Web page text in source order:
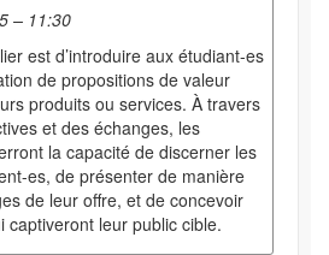
– 11:30
est d’introduire aux étudiant-es
de propositions de valeur
produits ou services. À travers
et des échanges, les
la capacité de discerner les
es, de présenter de manière
de leur offre, et de concevoir
captiveront leur public cible.